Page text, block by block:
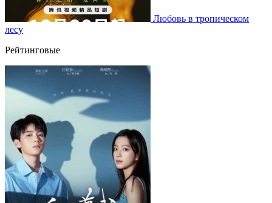
Любовь в тропическом
лесу
Рейтинговые